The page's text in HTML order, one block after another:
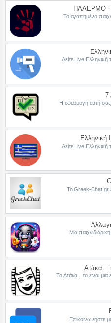
ΠΑΛΕΡΜΟ -
Το αγαπημένο
Δείτε Live
7
Η εφαρμογή αυτή σας
Ελληνική
Δείτε Live Ελληνική
Το Greek-Chat gr
Μια
Το Ατάκα…το είναι μια
Επικοινωνήστε